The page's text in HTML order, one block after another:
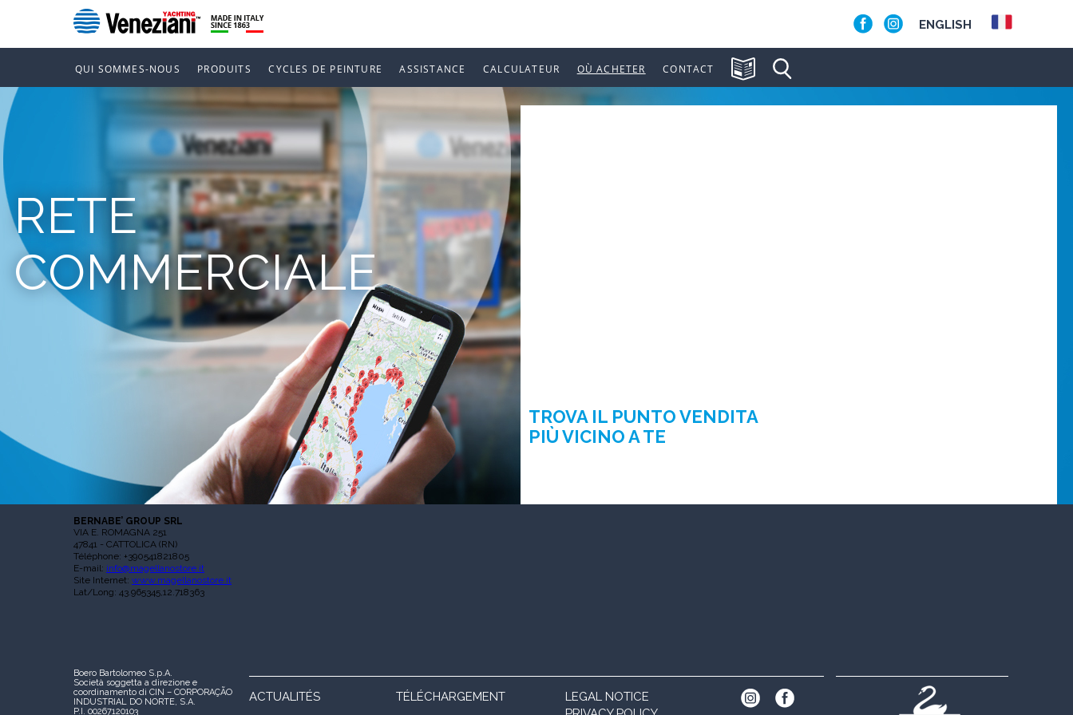
ENGLISH
QUI SOMMES-NOUS PRODUITS CYCLES DE PEINTURE ASSISTANCE CALCULATEUR OÙ ACHETER CONTACT
RETE
COMMERCIALE
TROVA IL PUNTO VENDITA
PIÙ VICINO A TE
BERNABE’ GROUP SRL
VIA E. ROMAGNA 251
47841 - CATTOLICA (RN)
Téléphone: +390541821805
E-mail: info@magellanostore.it
Site Internet: www.magellanostore.it
Lat/Long: 43.965345,12.718363
Boero Bartolomeo S.p.A.
Società soggetta a direzione e
coordinamento di CIN – CORPORAÇÃO
INDUSTRIAL DO NORTE, S.A.
P.I. 00267120103
ACTUALITÉS TÉLÉCHARGEMENT
LEGAL NOTICE